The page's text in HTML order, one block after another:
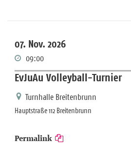
07. Nov. 2026
09:00
EvJuAu Volleyball-Turnier
Turnhalle Breitenbrunn
Hauptstraße 112 Breitenbrunn
Permalink